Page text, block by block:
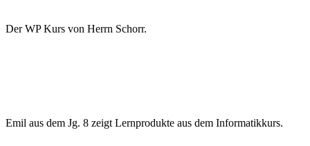
Der WP Kurs von Herrn Schorr.
Emil aus dem Jg. 8 zeigt Lernprodukte aus dem Informatikkurs.